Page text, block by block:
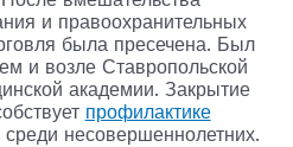
и правоохранительных
была пресечена. Был
и возле Ставропольской
академии. Закрытие
профилактике
среди несовершеннолетних.